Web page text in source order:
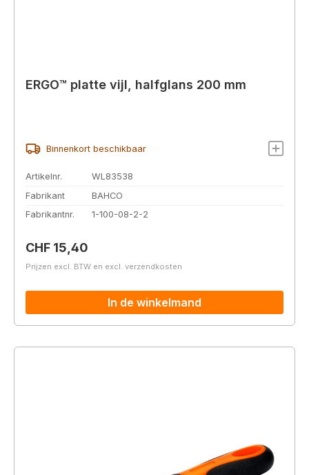
ERGO™ platte vijl, halfglans 200 mm
Binnenkort beschikbaar
Artikelnr.
WL83538
Fabrikant
BAHCO
Fabrikantnr.
1-100-08-2-2
Normale prijs:
CHF 15,40
Prijzen excl. BTW en excl. verzendkosten
In de winkelmand